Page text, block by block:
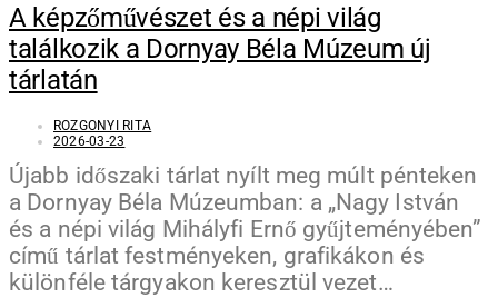
A képzőművészet és a népi világ
találkozik a Dornyay Béla Múzeum új
tárlatán
ROZGONYI RITA
2026-03-23
Újabb időszaki tárlat nyílt meg múlt pénteken
a Dornyay Béla Múzeumban: a „Nagy István
és a népi világ Mihályfi Ernő gyűjteményében”
című tárlat festményeken, grafikákon és
különféle tárgyakon keresztül vezet…